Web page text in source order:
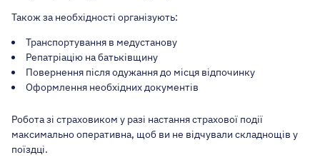
Також за необхідності організують:
Транспортування в медустанову
Репатріацію на батьківщину
Повернення після одужання до місця відпочинку
Оформлення необхідних документів
Робота зі страховиком у разі настання страхової події
максимально оперативна, щоб ви не відчували складнощів у
поїздці.